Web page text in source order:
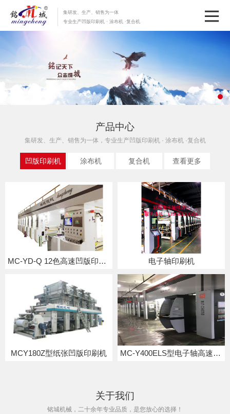
集研发、生产、销售为一体
专业生产凹版印刷机 · 涂布机 ·复合机
产品中心
集研发、生产、销售为一体，专业生产凹版印刷机 · 涂布机 ·复合机
凹版印刷机 涂布机 复合机 查看更多
MC-YD-Q 12色高速凹版印刷机 电子轴印刷机
MCY180Z型纸张凹版印刷机 MC-Y400ELS型电子轴高速凹版印刷机
关于我们
铭城机械，二十余年专业品质，是您放心的选择！